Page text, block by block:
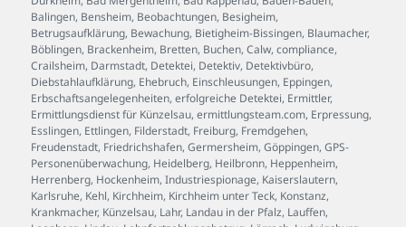
Balingen, Bensheim, Beobachtungen, Besigheim,
Betrugsaufklärung, Bewachung, Bietigheim-Bissingen, Blaumacher,
Böblingen, Brackenheim, Bretten, Buchen,Calw,compliance,
Crailsheim, Darmstadt, Detektei, Detektiv, Detektivbüro,
Diebstahlaufklärung, Ehebruch, Einschleusungen, Eppingen,
Erbschaftsangelegenheiten,erfolgreiche Detektei, Ermittler,
Ermittlungsdienst für Künzelsau,ermittlungsteam.com, Erpressung,
Esslingen, Ettlingen, Filderstadt, Freiburg, Fremdgehen,
Freudenstadt, Friedrichshafen,Germersheim,Göppingen,GPS-
Personenüberwachung, Heidelberg, Heilbronn, Heppenheim,
Herrenberg, Hockenheim,Industriespionage, Kaiserslautern,
Karlsruhe, Kehl, Kirchheim, Kirchheim unter Teck, Konstanz,
Krankmacher, Künzelsau, Lahr, Landau in der Pfalz, Lauffen,